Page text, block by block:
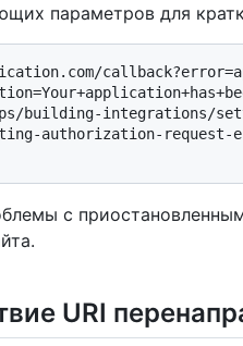
параметров для
authorization-request-
с
URI